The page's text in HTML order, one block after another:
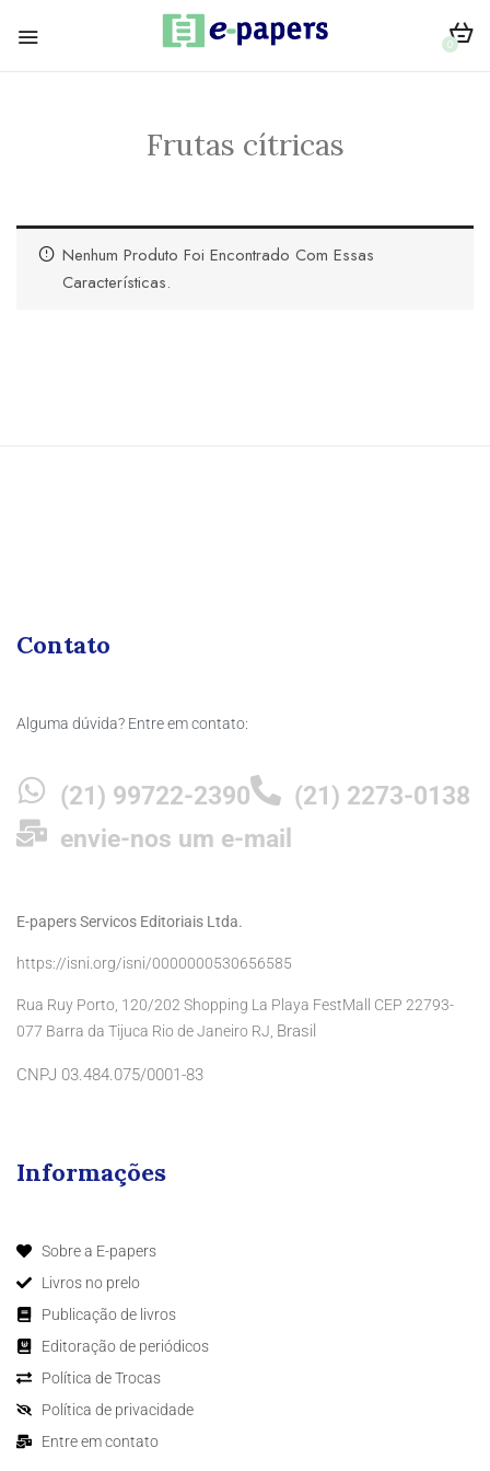
0
Frutas cítricas
Nenhum Produto Foi Encontrado Com Essas
Características.
Contato
Alguma dúvida? Entre em contato:
(21) 99722-2390
(21) 2273-0138
envie-nos um e-mail
E-papers Servicos Editoriais Ltda.
https://isni.org/isni/0000000530656585
Rua Ruy Porto, 120/202 Shopping La Playa FestMall CEP 22793-
077 Barra da Tijuca Rio de Janeiro RJ, Brasil
CNPJ 03.484.075/0001-83
Informações
Sobre a E-papers
Livros no prelo
Publicação de livros
Editoração de periódicos
Política de Trocas
Política de privacidade
Entre em contato